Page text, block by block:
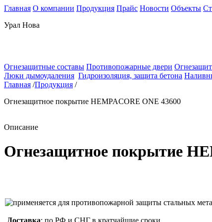
Главная О компании Продукция Прайс Новости Объекты
Урал Нова
Огнезащитные составы Противопожарные двери
Люки дымоудаления Гидроизоляция, защита бетона
Главная /Продукция /
Огнезащитное покрытие HEMPACORE ONE 43600
Описание
Огнезащитное покрытие
Доставка: по РФ и СНГ в кратчайшие сроки